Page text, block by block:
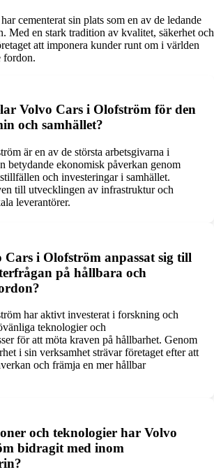
cementerat sin plats som en av de ledande
Med en stark tradition av kvalitet, säkerhet och
att imponera kunder runt om i världen
fordon.
Volvo Cars i Olofström för den
och samhället?
är en av de största arbetsgivarna i
betydande ekonomisk påverkan genom
och investeringar i samhället.
till utvecklingen av infrastruktur och
leverantörer.
i Olofström anpassat sig till
på hållbara och
har aktivt investerat i forskning och
teknologier och
för att möta kraven på hållbarhet. Genom
i sin verksamhet strävar företaget efter att
och främja en mer hållbar
och teknologier har Volvo
bidragit med inom